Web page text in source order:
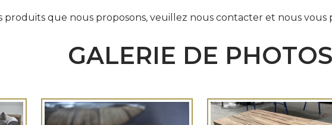
produits que nous proposons, veuillez nous contacter et nous
GALERIE DE PHOTOS